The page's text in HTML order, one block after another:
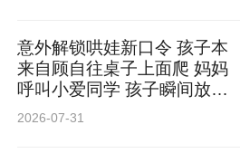
意外解锁哄娃新口令 孩子本
来自顾自往桌子上面爬 妈妈
呼叫小爱同学 孩子瞬间放弃
网友：以后管娃可以不用喊大
2026-07-31